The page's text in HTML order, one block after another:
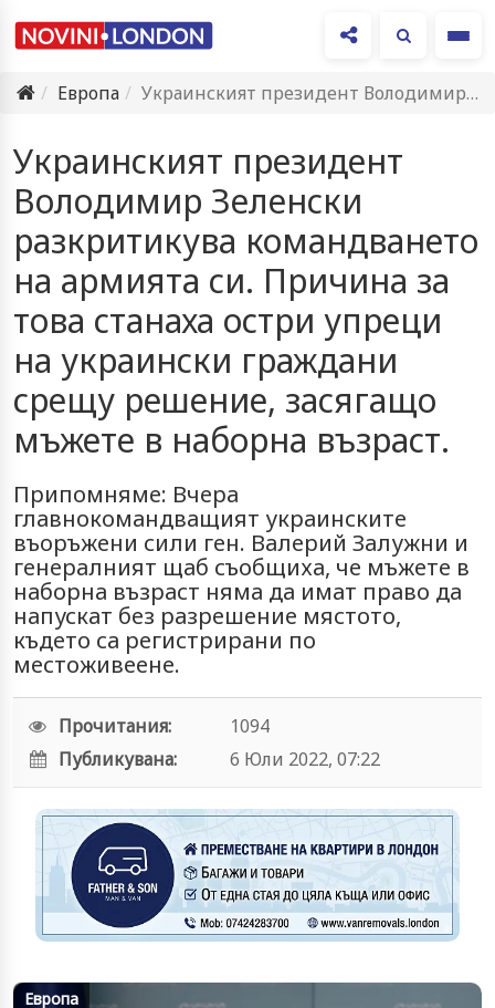
Европа
Украинският президент Володимир Зеленски разкритикува командването на армията си. Причина…
Украинският президент
Володимир Зеленски
разкритикува командването
на армията си. Причина за
това станаха остри упреци
на украински граждани
срещу решение, засягащо
мъжете в наборна възраст.
Припомняме: Вчера
главнокомандващият украинските
въоръжени сили ген. Валерий Залужни и
генералният щаб съобщиха, че мъжете в
наборна възраст няма да имат право да
напускат без разрешение мястото,
където са регистрирани по
местоживеене.
Прочитания:
1094
Публикувана:
6 Юли 2022, 07:22
Европа